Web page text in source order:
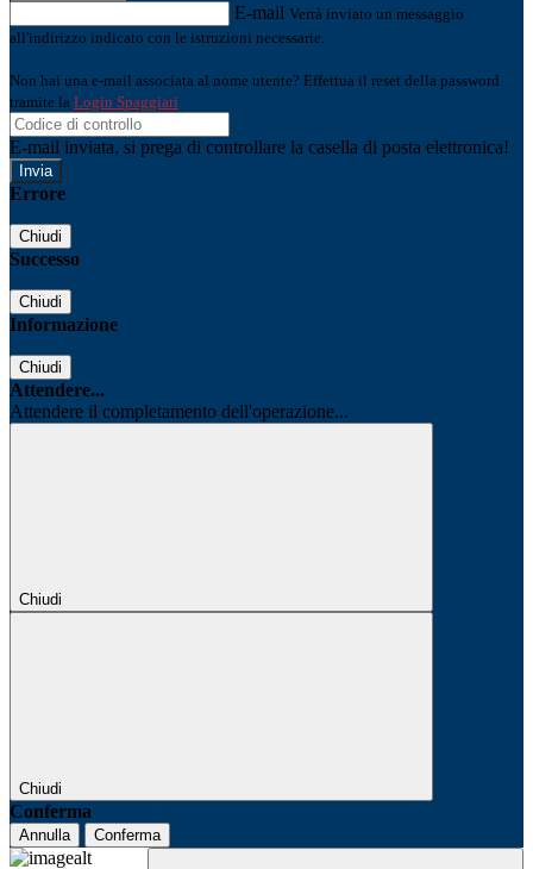
E-mail Verrà inviato un messaggio
all'indirizzo indicato con le istruzioni necessarie.
Non hai una e-mail associata al nome utente? Effettua il reset della password
tramite la Login Spaggiari
E-mail inviata, si prega di controllare la casella di posta elettronica!
Errore
Chiudi
Successo
Chiudi
Informazione
Chiudi
Attendere...
Attendere il completamento dell'operazione...
Chiudi
Chiudi
Conferma
Annulla Conferma